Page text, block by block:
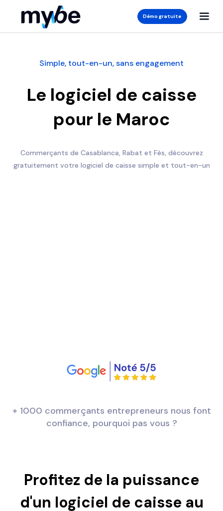
Démo gratuite
Simple, tout-en-un, sans engagement
Le logiciel de caisse
pour le Maroc
Commerçants de Casablanca, Rabat et Fès, découvrez
gratuitement votre logiciel de caisse simple et tout-en-un
+ 1000 commerçants entrepreneurs nous font
confiance, pourquoi pas vous ?
Profitez de la puissance
d'un logiciel de caisse au